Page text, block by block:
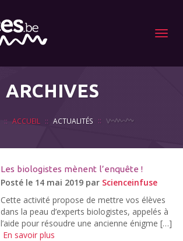
Menu
ARCHIVES
ACCUEIL ACTUALITÉS
Les biologistes mènent l’enquête !
Posté le 14 mai 2019 par Scienceinfuse
Cette activité propose de mettre vos élèves
dans la peau d’experts biologistes, appelés à
l’aide pour résoudre une ancienne énigme […]
En savoir plus